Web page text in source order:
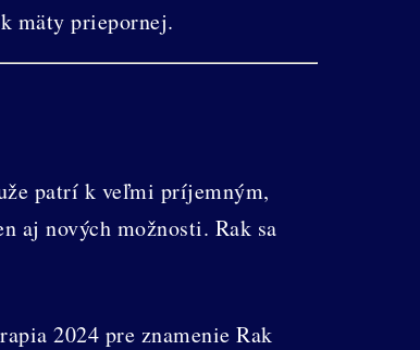
mäty priepornej.
patrí k veľmi príjemným,
aj nových možnosti. Rak sa
2024 pre znamenie Rak